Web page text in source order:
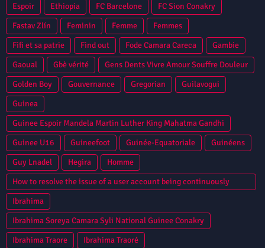
Espoir
Ethiopia FC Barcelone
FC Sion Conakry
Fastav Zlín
Feminin Femme
Femmes
Fifi et sa patrie
Find out Fode Camara Careca
Gambie
Gaoual
Gbè vérité
Gens Dents Vivre Amour Souffre Douleur
Golden Boy
Gouvernance Gregorian
Guilavogui
Guinea
Guinee Espoir Mandela Martin Luther King Mahatma Gandhi
Guinee U16
Guineefoot Guinée-Equatoriale
Guinéens
Guy Lnadel
Hegira
Homme
How to resolve the issue of a user account being continuously
locked in Oracle Database?
Ibrahima
Ibrahima Soreya Camara Syli National Guinee Conakry
Ibrahima Traore
Ibrahima Traoré